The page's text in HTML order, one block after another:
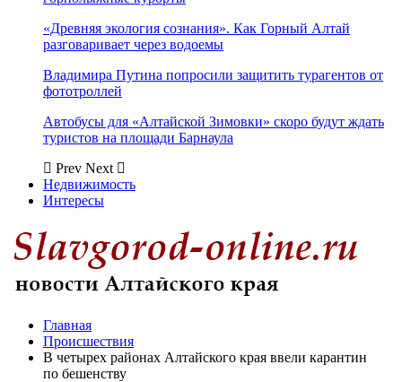
«Древняя экология сознания». Как Горный Алтай
разговаривает через водоемы
Владимира Путина попросили защитить турагентов от
фототроллей
Автобусы для «Алтайской Зимовки» скоро будут ждать
туристов на площади Барнаула
Prev Next
Недвижимость
Интересы
Главная
Происшествия
В четырех районах Алтайского края ввели карантин
по бешенству